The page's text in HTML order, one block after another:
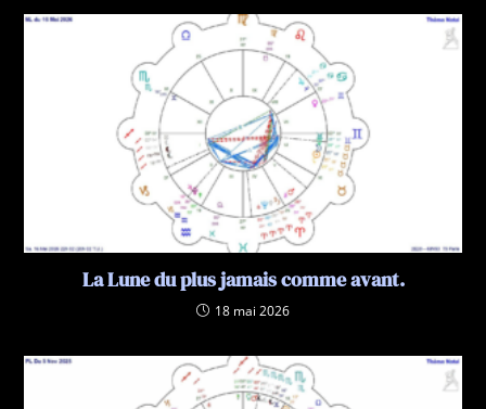
La Lune du plus jamais comme avant.
18 mai 2026